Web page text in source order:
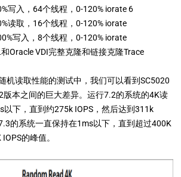
写入，64个线程，0-120% iorate 6
读取，16个线程，0-120% iorate
写入，8个线程，0-120% iorate
Oracle VDI完整克隆和链接克隆Trace
机读取性能的测试中，我们可以看到SC5020
版本之间的巨大差异。运行7.2的系统的4K读
以下，直到约275k IOPS，然后达到311k
的系统一直保持在1ms以下，直到超过400K
的峰值。